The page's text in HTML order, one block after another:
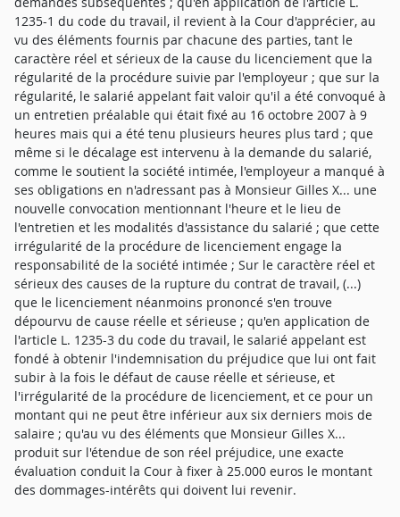
1235-1 du code du travail, il revient à la Cour d'apprécier, au
vu des éléments fournis par chacune des parties, tant le
caractère réel et sérieux de la cause du licenciement que la
régularité de la procédure suivie par l'employeur ; que sur la
régularité, le salarié appelant fait valoir qu'il a été convoqué à
un entretien préalable qui était fixé au 16 octobre 2007 à 9
heures mais qui a été tenu plusieurs heures plus tard ; que
même si le décalage est intervenu à la demande du salarié,
comme le soutient la société intimée, l'employeur a manqué à
ses obligations en n'adressant pas à Monsieur Gilles X... une
nouvelle convocation mentionnant l'heure et le lieu de
l'entretien et les modalités d'assistance du salarié ; que cette
irrégularité de la procédure de licenciement engage la
responsabilité de la société intimée ; Sur le caractère réel et
sérieux des causes de la rupture du contrat de travail, (...)
que le licenciement néanmoins prononcé s'en trouve
dépourvu de cause réelle et sérieuse ; qu'en application de
l'article L. 1235-3 du code du travail, le salarié appelant est
fondé à obtenir l'indemnisation du préjudice que lui ont fait
subir à la fois le défaut de cause réelle et sérieuse, et
l'irrégularité de la procédure de licenciement, et ce pour un
montant qui ne peut être inférieur aux six derniers mois de
salaire ; qu'au vu des éléments que Monsieur Gilles X...
produit sur l'étendue de son réel préjudice, une exacte
évaluation conduit la Cour à fixer à 25.000 euros le montant
des dommages-intérêts qui doivent lui revenir.